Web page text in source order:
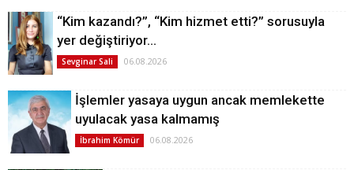
“Kim kazandı?”, “Kim hizmet etti?” sorusuyla
yer değiştiriyor…
Sevginar Sali 06.08.2026
İşlemler yasaya uygun ancak memlekette
uyulacak yasa kalmamış
İbrahim Kömür 06.08.2026